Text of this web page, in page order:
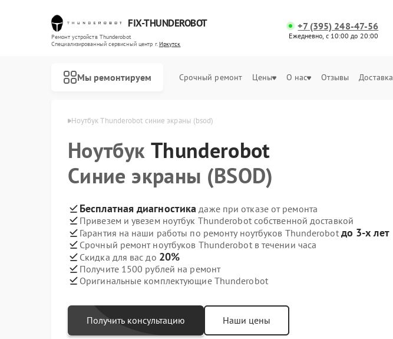
FIX-THUNDEROBOT
Ремонт устройств Thunderobot
Специализированный cервисный центр г.Иркутск
+7 (395) 248-47-56
Ежедневно, с 10:00 до 20:00
Мы ремонтируем Срочный ремонт Цены О нас Отзывы Доставка
Ноутбук Thunderobot синие экраны (bsod)
Ноутбук Thunderobot
Синие экраны (BSOD)
Бесплатная диагностика даже при отказе от ремонта
Привезем и увезем ноутбук Thunderobot собственной доставкой
Гарантия на наши работы по ремонту ноутбуков Thunderobot до 3-х лет
Срочный ремонт ноутбуков Thunderobot в течении часа
Скидка для вас до 20%
Получите 1500 рублей на ремонт
Оригинальные комплектующие Thunderobot
Получить консультацию Наши цены